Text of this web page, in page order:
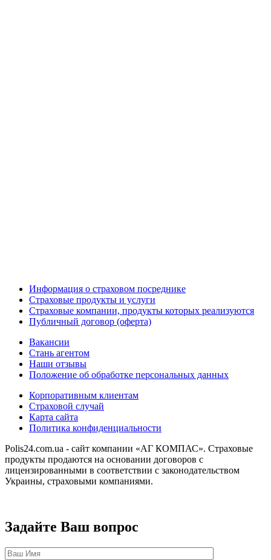
Информация о страховом посреднике
Страховые продукты и услуги
Страховые компании, продукты которых реализуются
Публичный договор (оферта)
Вакансии
Стань агентом
Наши отзывы
Положение об обработке персональных данных
Корпоративным клиентам
Страховой случай
Карта сайта
Политика конфиденциальности
Polis24.com.ua - сайт компании «АГ КОМПАС». Страховые
продукты продаются на основании договоров с
лицензированными в соответствии с законодательством
Украины, страховыми компаниями.
Задайте Ваш вопрос